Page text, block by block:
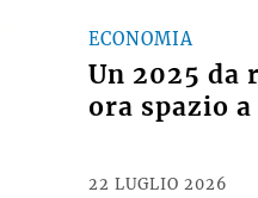
ECONOMIA
Un 2025 da
ora spazio
22 LUGLIO 2026